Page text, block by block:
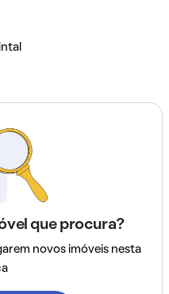
que procura?
novos imóveis nesta